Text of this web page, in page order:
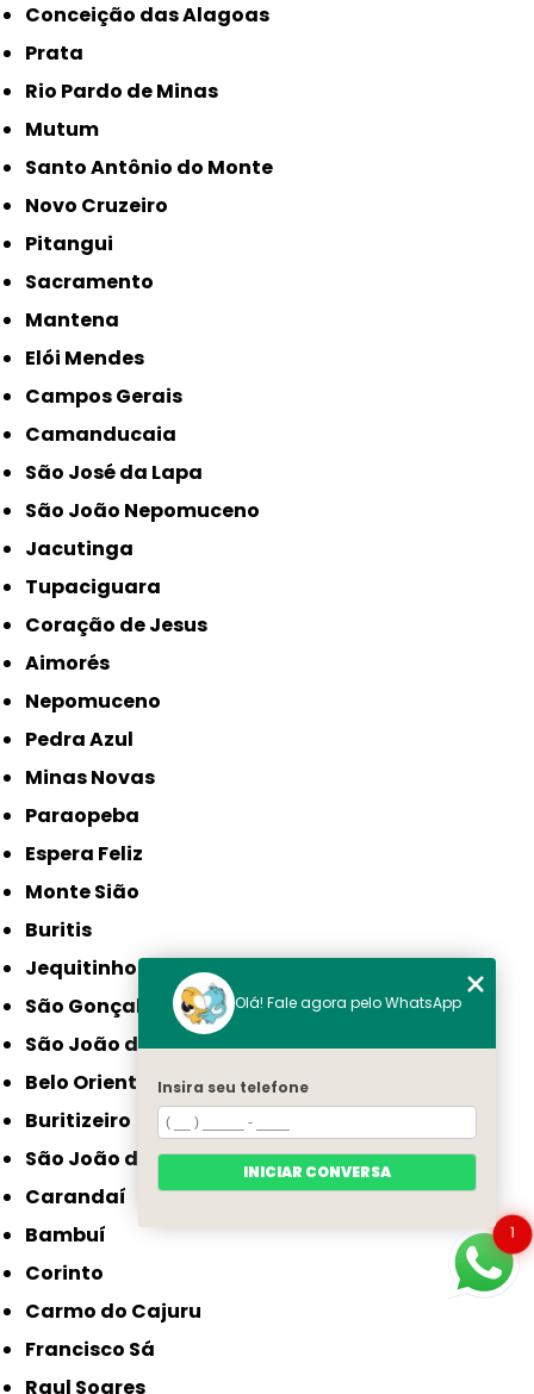
Conceição das Alagoas
Prata
Rio Pardo de Minas
Mutum
Santo Antônio do Monte
Novo Cruzeiro
Pitangui
Sacramento
Mantena
Elói Mendes
Campos Gerais
Camanducaia
São José da Lapa
São João Nepomuceno
Jacutinga
Tupaciguara
Coração de Jesus
Aimorés
Nepomuceno
Pedra Azul
Minas Novas
Paraopeba
Espera Feliz
Monte Sião
Buritis
Jequitinhonha
São Gonçalo do Sapucaí
São João da Ponte
Belo Oriente
Buritizeiro
São João do Paraíso
Carandaí
Bambuí
Corinto
Carmo do Cajuru
Francisco Sá
Raul Soares
1
Olá! Fale agora pelo WhatsApp
Insira seu telefone
INICIAR CONVERSA